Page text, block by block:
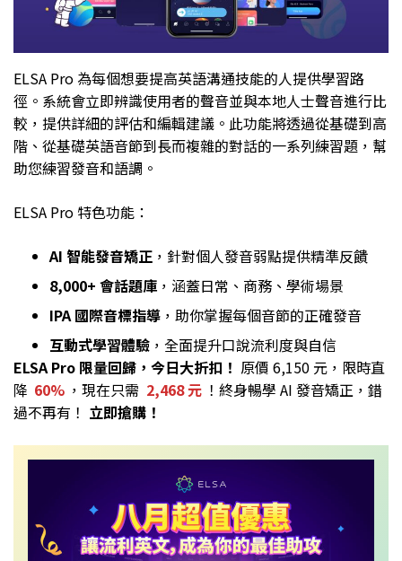
ELSA Pro 為每個想要提高英語溝通技能的人提供學習路
徑。系統會立即辨識使用者的聲音並與本地人士聲音進行比
較，提供詳細的評估和編輯建議。此功能將透過從基礎到高
階、從基礎英語音節到長而複雜的對話的一系列練習題，幫
助您練習發音和語調。
ELSA Pro 特色功能：
AI 智能發音矯正 ，針對個人發音弱點提供精準反饋
8,000+ 會話題庫 ，涵蓋日常、商務、學術場景
IPA 國際音標指導 ，助你掌握每個音節的正確發音
互動式學習體驗 ，全面提升口說流利度與自信
ELSA Pro 限量回歸，今日大折扣！ 原價 6,150 元，限時直
降 60% ，現在只需 2,468 元 ！終身暢學 AI 發音矯正，錯
過不再有！ 立即搶購！